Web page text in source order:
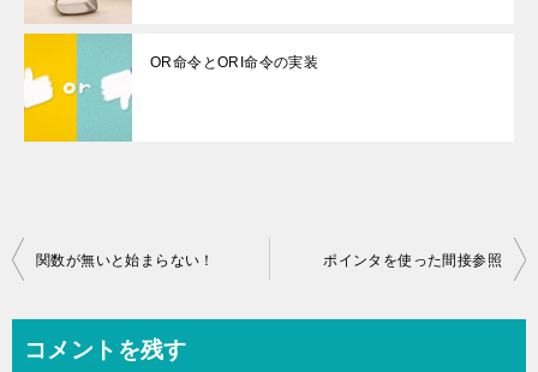
OR命令とORI命令の実装
投
関数が無いと始まらない！ ポインタを使った間接参照
コメントを残す